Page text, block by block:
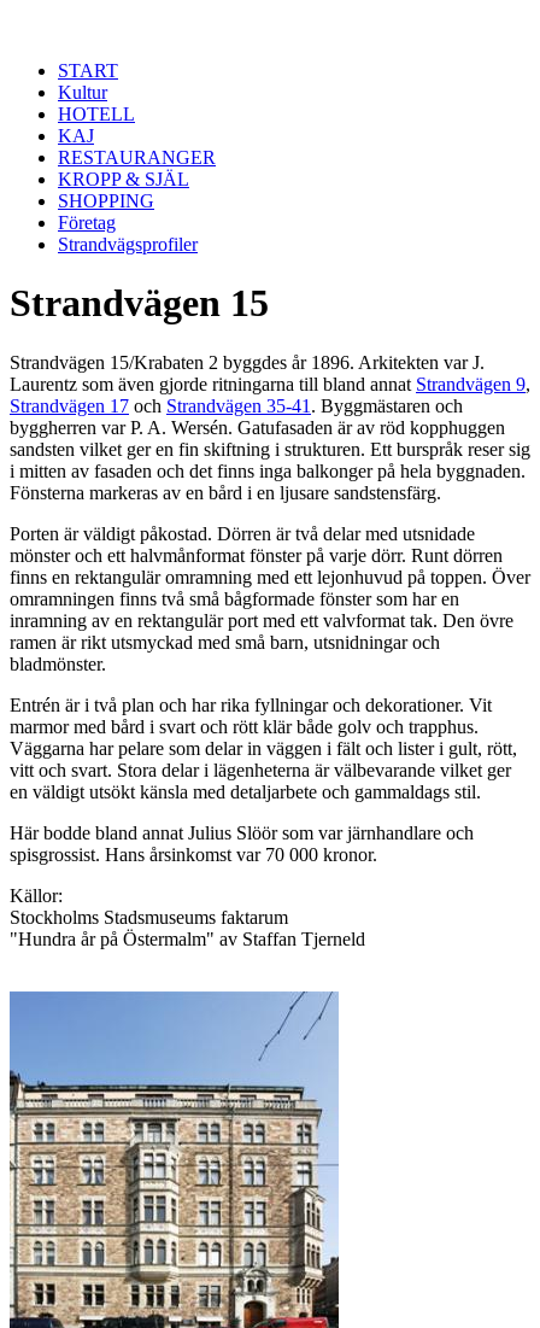
START
Kultur
HOTELL
KAJ
RESTAURANGER
KROPP & SJÄL
SHOPPING
Företag
Strandvägsprofiler
Strandvägen 15
Strandvägen 15/Krabaten 2 byggdes år 1896. Arkitekten var J.
Laurentz som även gjorde ritningarna till bland annat Strandvägen 9,
Strandvägen 17 och Strandvägen 35-41 . Byggmästaren och
byggherren var P. A. Wersén. Gatufasaden är av röd kopphuggen
sandsten vilket ger en fin skiftning i strukturen. Ett burspråk reser sig
i mitten av fasaden och det finns inga balkonger på hela byggnaden.
Fönsterna markeras av en bård i en ljusare sandstensfärg.
Porten är väldigt påkostad. Dörren är två delar med utsnidade
mönster och ett halvmånformat fönster på varje dörr. Runt dörren
finns en rektangulär omramning med ett lejonhuvud på toppen. Över
omramningen finns två små bågformade fönster som har en
inramning av en rektangulär port med ett valvformat tak. Den övre
ramen är rikt utsmyckad med små barn, utsnidningar och
bladmönster.
Entrén är i två plan och har rika fyllningar och dekorationer. Vit
marmor med bård i svart och rött klär både golv och trapphus.
Väggarna har pelare som delar in väggen i fält och lister i gult, rött,
vitt och svart. Stora delar i lägenheterna är välbevarande vilket ger
en väldigt utsökt känsla med detaljarbete och gammaldags stil.
Här bodde bland annat Julius Slöör som var järnhandlare och
spisgrossist. Hans årsinkomst var 70 000 kronor.
Källor:
Stockholms Stadsmuseums faktarum
"Hundra år på Östermalm" av Staffan Tjerneld